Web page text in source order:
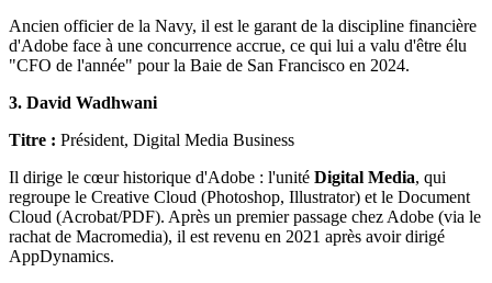
Ancien officier de la Navy, il est le garant de la discipline financière
d'Adobe face à une concurrence accrue, ce qui lui a valu d'être élu
"CFO de l'année" pour la Baie de San Francisco en 2024.
3. David Wadhwani
Titre : Président, Digital Media Business
Il dirige le cœur historique d'Adobe : l'unité Digital Media, qui
regroupe le Creative Cloud (Photoshop, Illustrator) et le Document
Cloud (Acrobat/PDF). Après un premier passage chez Adobe (via le
rachat de Macromedia), il est revenu en 2021 après avoir dirigé
AppDynamics.